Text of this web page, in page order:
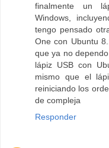
finalmente un
Windows,
tengo pensado
One con Ubuntu
que ya no
lápiz USB con
mismo que el
reiniciando los
de compleja
Responder